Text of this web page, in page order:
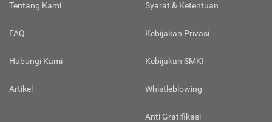
Tentang Kami
FAQ
Hubungi Kami
Artikel
Syarat & Ketentuan
Kebijakan Privasi
Kebijakan SMKI
Whistleblowing
Anti Gratifikasi